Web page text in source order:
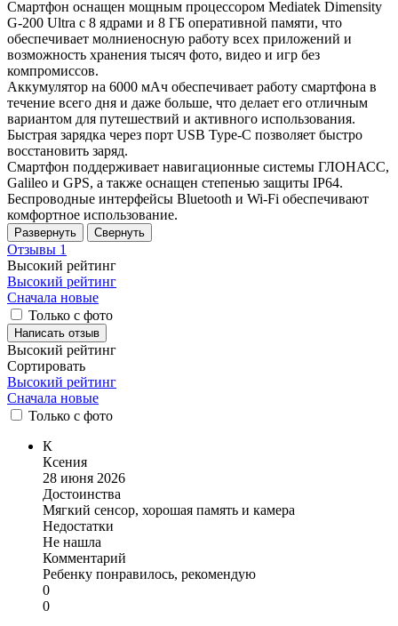
Смартфон оснащен мощным процессором Mediatek Dimensity
G-200 Ultra с 8 ядрами и 8 ГБ оперативной памяти, что
обеспечивает молниеносную работу всех приложений и
возможность хранения тысяч фото, видео и игр без
компромиссов.
Аккумулятор на 6000 мАч обеспечивает работу смартфона в
течение всего дня и даже больше, что делает его отличным
вариантом для путешествий и активного использования.
Быстрая зарядка через порт USB Type-C позволяет быстро
восстановить заряд.
Смартфон поддерживает навигационные системы ГЛОНАСС,
Galileo и GPS, а также оснащен степенью защиты IP64.
Беспроводные интерфейсы Bluetooth и Wi-Fi обеспечивают
комфортное использование.
Развернуть Свернуть
Отзывы 1
Высокий рейтинг
Высокий рейтинг
Сначала новые
Только с фото
Написать отзыв
Высокий рейтинг
Сортировать
Высокий рейтинг
Сначала новые
Только с фото
К
Ксения
28 июня 2026
Достоинства
Мягкий сенсор, хорошая память и камера
Недостатки
Не нашла
Комментарий
Ребенку понравилось, рекомендую
0
0